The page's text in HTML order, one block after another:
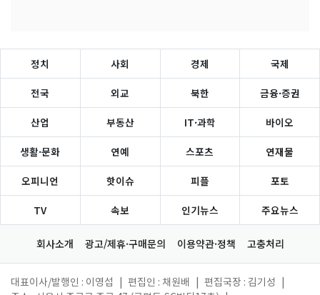
정치 사회 경제 국제
전국 외교 북한 금융·증권
산업 부동산 IT·과학 바이오
생활·문화 연예 스포츠 연재물
오피니언 핫이슈 피플 포토
TV 속보 인기뉴스 주요뉴스
회사소개 광고/제휴·구매문의 이용약관·정책 고충처리
대표이사/발행인 : 이영섭 편집인 : 채원배 편집국장 : 김기성